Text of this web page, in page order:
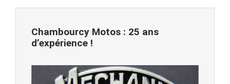
Chambourcy Motos : 25 ans
d’expérience !